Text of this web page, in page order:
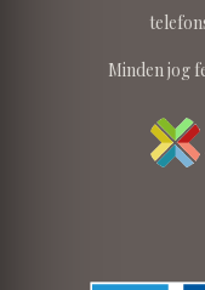
Minden jog